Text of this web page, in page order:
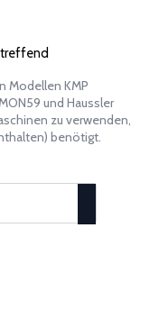
Modellen KMP
und Haussler
zu verwenden,
benötigt.